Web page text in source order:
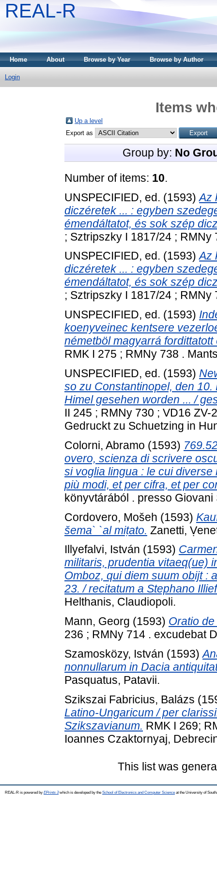
REAL-R
Home About Browse by Year Browse by Author
Login
Items
Up a level
Export as
Group by: No
Number of items: 10.
UNSPECIFIED, ed. (1593)Az
diczéretek ... : egyben
émendáltatot, és sok szép
; Sztripszky I 1817/24 ; RMNy
UNSPECIFIED, ed. (1593)Az
diczéretek ... : egyben
émendáltatot, és sok szép
; Sztripszky I 1817/24 ; RMNy
UNSPECIFIED, ed. (1593)
koenyveinec kentsere
németböl magyarrá
RMK I 275 ; RMNy 738 .
UNSPECIFIED, ed. (1593)
so zu Constantinopel, den
Himel gesehen worden ... /
II 245 ; RMNy 730 ; VD16
Gedruckt zu Schuetzing in
Colorni, Abramo (1593)
overo, scienza di scrivere
si voglia lingua : le cui
più modi, et per cifra, et per
könyvtárából . presso Giovani
Cordovero, Mošeh (1593)
šema` `al miṭato. Zanetti,
Illyefalvi, István (1593)
militaris, prudentia vitaeq(ue)
Omboz, qui diem suum obijt :
23. / recitatum a Stephano
Helthanis, Claudiopoli.
Mann, Georg (1593) Oratio
236 ; RMNy 714 . excudebat
Szamosközy, István (1593)
nonnullarum in Dacia
Pasquatus, Patavii.
Szikszai Fabricius, Balázs
Latino-Ungaricum / per
Szikszavianum. RMK I 269;
Ioannes Czaktornyaj,
This list was
REAL-R is powered by EPrints 3which is developed by the School of Electronics and Computer Science at the University of